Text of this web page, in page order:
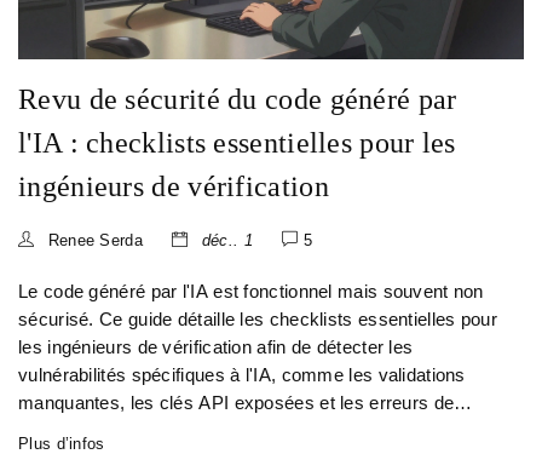
Revu de sécurité du code généré par
l'IA : checklists essentielles pour les
ingénieurs de vérification
Renee Serda déc.. 1 5
Le code généré par l'IA est fonctionnel mais souvent non
sécurisé. Ce guide détaille les checklists essentielles pour
les ingénieurs de vérification afin de détecter les
vulnérabilités spécifiques à l'IA, comme les validations
manquantes, les clés API exposées et les erreurs de
Plus d’infos